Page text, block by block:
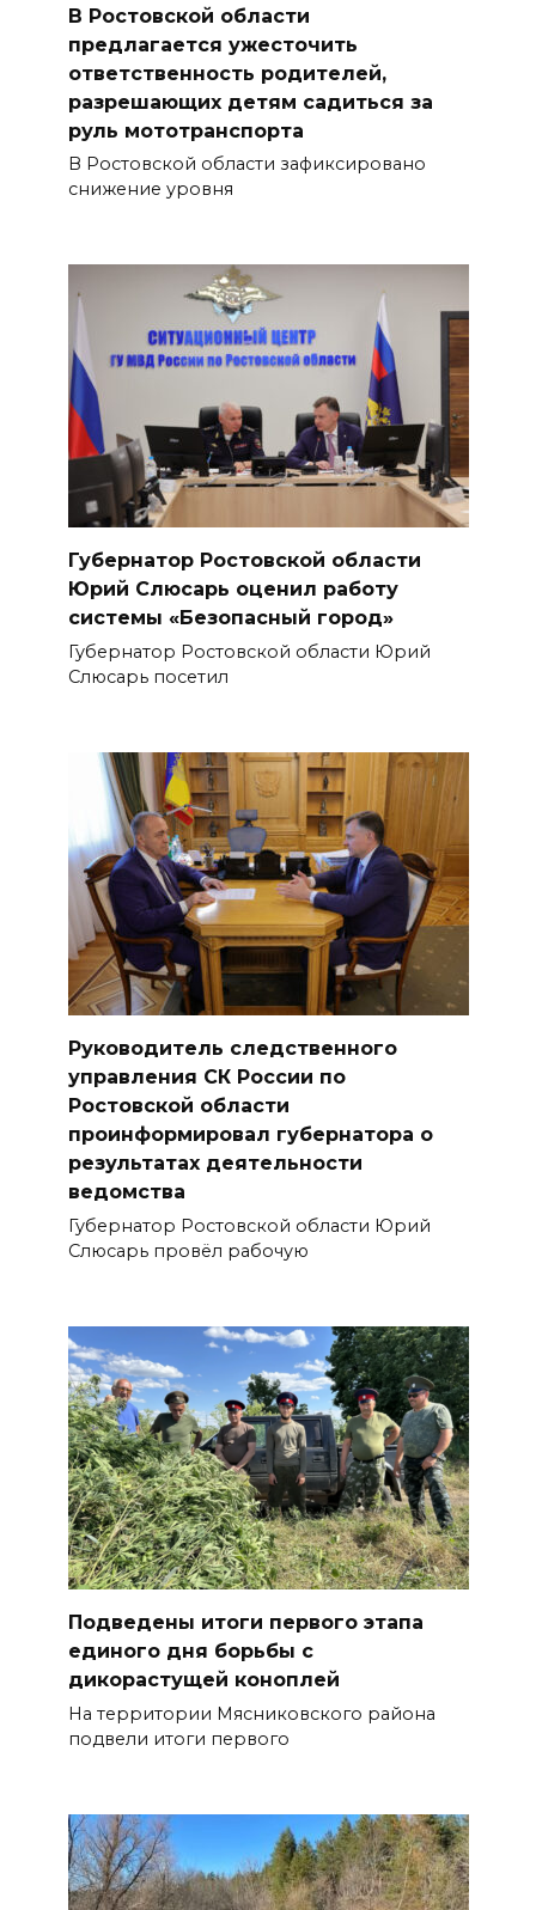
В Ростовской области
предлагается ужесточить
ответственность родителей,
разрешающих детям садиться за
руль мототранспорта
В Ростовской области зафиксировано
снижение уровня
Губернатор Ростовской области
Юрий Слюсарь оценил работу
системы «Безопасный город»
Губернатор Ростовской области Юрий
Слюсарь посетил
Руководитель следственного
управления СК России по
Ростовской области
проинформировал губернатора о
результатах деятельности
ведомства
Губернатор Ростовской области Юрий
Слюсарь провёл рабочую
Подведены итоги первого этапа
единого дня борьбы с
дикорастущей коноплей
На территории Мясниковского района
подвели итоги первого